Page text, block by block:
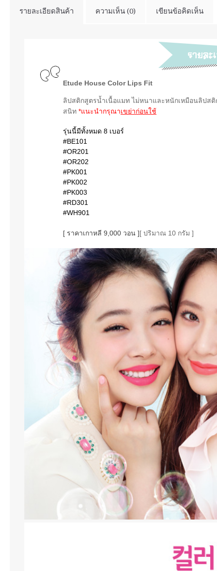
รายละเอียดสินค้า ความเห็น (0) เขียนข้อคิดเห็น
Etude House Color Lips Fit
ลิปสติกสูตรน้ำเนื้อแมท ไม่หนาและหนักเหมือนลิปส
สนิท *แนะนำกรุณาเขย่าก่อนใช้
รุ่นนี้มีทั้งหมด 8 เบอร์
#BE101
#OR201
#OR202
#PK001
#PK002
#PK003
#RD301
#WH901
[ ราคาเกาหลี 9,000 วอน ][ ปริมาณ 10 กรัม ]